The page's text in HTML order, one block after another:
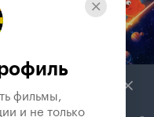
фильмы,
и не только